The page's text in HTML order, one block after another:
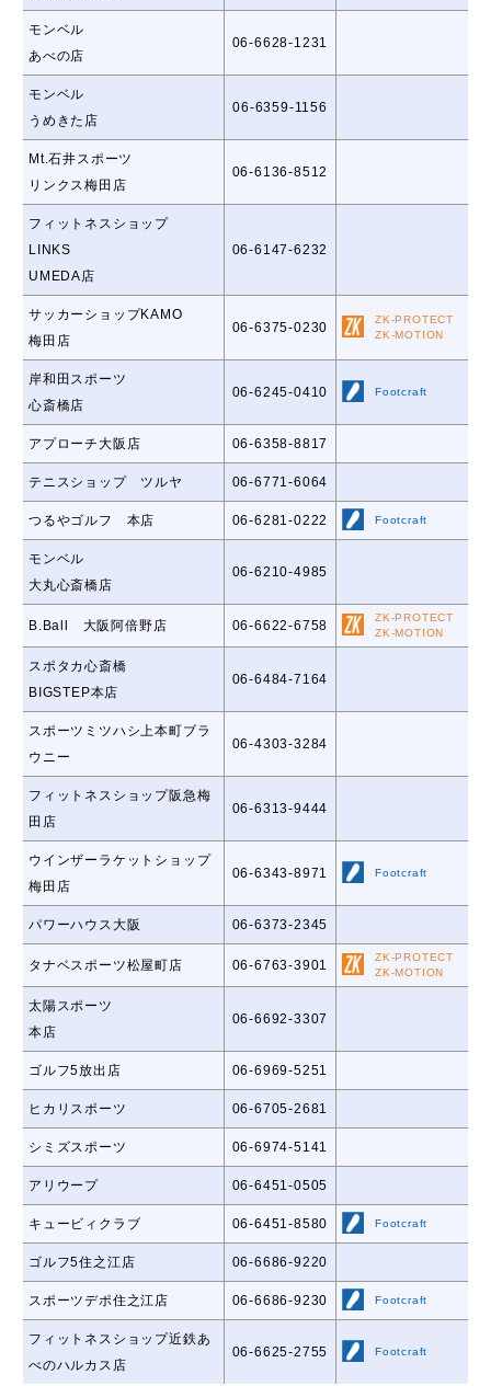
モンベル
あべの店
06-6628-1231
モンベル
うめきた店
06-6359-1156
Mt.石井スポーツ
リンクス梅田店
06-6136-8512
フィットネスショップ
LINKS
UMEDA店
06-6147-6232
サッカーショップKAMO
梅田店
06-6375-0230
ZK-PROTECT
ZK-MOTION
岸和田スポーツ
心斎橋店
06-6245-0410 Footcraft
アプローチ大阪店 06-6358-8817
テニスショップ ツルヤ 06-6771-6064
つるやゴルフ 本店 06-6281-0222 Footcraft
モンベル
大丸心斎橋店
06-6210-4985
B.Ball 大阪阿倍野店 06-6622-6758
ZK-PROTECT
ZK-MOTION
スポタカ心斎橋
BIGSTEP本店
06-6484-7164
スポーツミツハシ上本町ブラ
ウニー
06-4303-3284
フィットネスショップ阪急梅
田店
06-6313-9444
ウインザーラケットショップ
梅田店
06-6343-8971 Footcraft
パワーハウス大阪 06-6373-2345
タナベスポーツ松屋町店 06-6763-3901
ZK-PROTECT
ZK-MOTION
太陽スポーツ
本店
06-6692-3307
ゴルフ5放出店 06-6969-5251
ヒカリスポーツ 06-6705-2681
シミズスポーツ 06-6974-5141
アリウープ 06-6451-0505
キュービィクラブ 06-6451-8580 Footcraft
ゴルフ5住之江店 06-6686-9220
スポーツデポ住之江店 06-6686-9230 Footcraft
フィットネスショップ近鉄あ
べのハルカス店
06-6625-2755 Footcraft